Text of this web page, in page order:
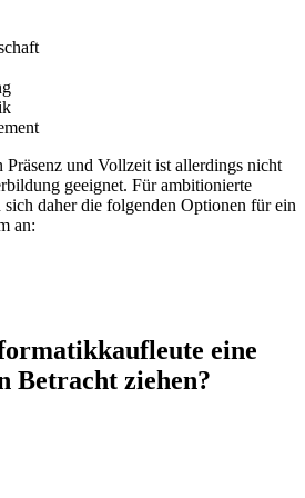
Präsenz und Vollzeit ist allerdings nicht
geeignet. Für ambitionierte
daher die folgenden Optionen für ein
an:
eine
Betracht ziehen?